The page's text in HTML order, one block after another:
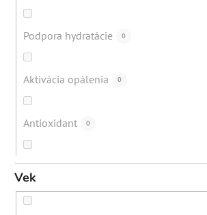
Suché vlasy
Podpora hydratácie 0
Aktivácia opálenia 0
Antioxidant 0
Ochrana pred mestským znečistením 0
Vek